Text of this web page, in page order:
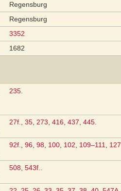
Regensburg
Regensburg
3352
1682
235
27f. 35 273 416 437 445
92f. 96 98 100 102 109–111 127
508 543f.